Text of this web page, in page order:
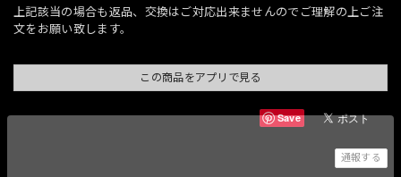
上記該当の場合も返品、交換はご対応出来ませんのでご理解の上ご注
文をお願い致します。
この商品をアプリで見る
Save
通報する